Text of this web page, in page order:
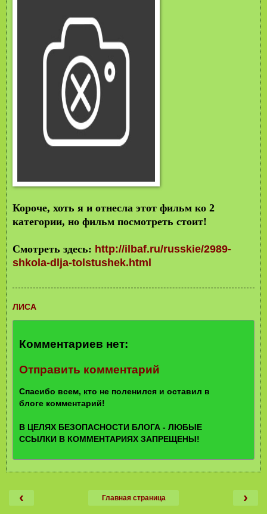
Короче, хоть я и отнесла этот фильм ко 2
категории, но фильм посмотреть стоит!
Смотреть здесь: http://ilbaf.ru/russkie/2989-
shkola-dlja-tolstushek.html
ЛИСА
Комментариев нет:
Отправить комментарий
Спасибо всем, кто не поленился и оставил в
блоге комментарий!
В ЦЕЛЯХ БЕЗОПАСНОСТИ БЛОГА - ЛЮБЫЕ
ССЫЛКИ В КОММЕНТАРИЯХ ЗАПРЕЩЕНЫ!
‹ ›
Главная страница